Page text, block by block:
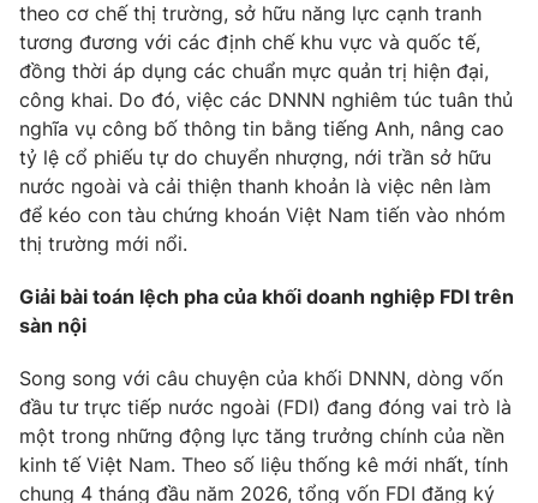
theo cơ chế thị trường, sở hữu năng lực cạnh tranh
tương đương với các định chế khu vực và quốc tế,
đồng thời áp dụng các chuẩn mực quản trị hiện đại,
công khai. Do đó, việc các DNNN nghiêm túc tuân thủ
nghĩa vụ công bố thông tin bằng tiếng Anh, nâng cao
tỷ lệ cổ phiếu tự do chuyển nhượng, nới trần sở hữu
nước ngoài và cải thiện thanh khoản là việc nên làm
để kéo con tàu chứng khoán Việt Nam tiến vào nhóm
thị trường mới nổi.
Giải bài toán lệch pha của khối doanh nghiệp FDI trên
sàn nội
Song song với câu chuyện của khối DNNN, dòng vốn
đầu tư trực tiếp nước ngoài (FDI) đang đóng vai trò là
một trong những động lực tăng trưởng chính của nền
kinh tế Việt Nam. Theo số liệu thống kê mới nhất, tính
chung 4 tháng đầu năm 2026, tổng vốn FDI đăng ký